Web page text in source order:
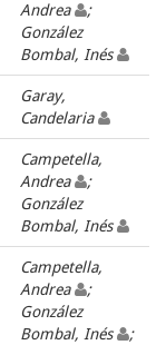
Andrea
;
González
Bombal, Inés
Garay,
Candelaria
Campetella,
Andrea
;
González
Bombal, Inés
Campetella,
Andrea
;
González
Bombal, Inés
;